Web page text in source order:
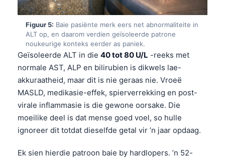
Figuur 5: Baie pasiënte merk eers net abnormaliteite in
ALT op, en daarom verdien geïsoleerde patrone
noukeurige konteks eerder as paniek.
Geïsoleerde ALT in die 40 tot 80 U/L -reeks met
normale AST, ALP en bilirubien is dikwels lae-
akkuraatheid, maar dit is nie geraas nie. Vroeë
MASLD, medikasie-effek, spierverrekking en post-
virale inflammasie is die gewone oorsake. Die
moeilike deel is dat mense goed voel, so hulle
ignoreer dit totdat dieselfde getal vir ’n jaar opdaag.
Ek sien hierdie patroon baie by hardlopers. ’n 52-